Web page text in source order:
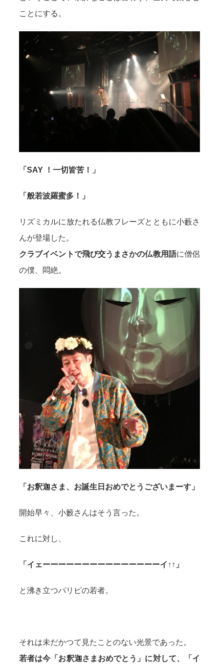
ことにする。
「SAY ！一切皆苦！」
「般若波羅蜜多！」
リズミカルに放たれる仏教フレーズとともに小藪さ
んが登場した。
クラブイベントで飛び交うまさかの仏教用語に僧侶
の僕、悶絶。
「お釈迦さま、お誕生日おめでとうございまーす」
開始早々、小籔さんはそう言った。
これに対し、
「イェーーーーーーーーーーーーーーーイ↑↑」
と沸き立つパリピの若者。
それは未だかつて見たことのない光景であった。
若者は今「お釈迦さまおめでとう」に対して、「イ